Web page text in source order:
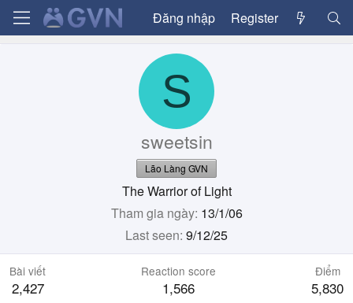
Đăng nhập Register
S
sweetsin
Lão Làng GVN
The Warrior of Light
Tham gia ngày 13/1/06
Last seen 9/12/25
Bài viết
2,427
Reaction score
1,566
Điểm
5,830